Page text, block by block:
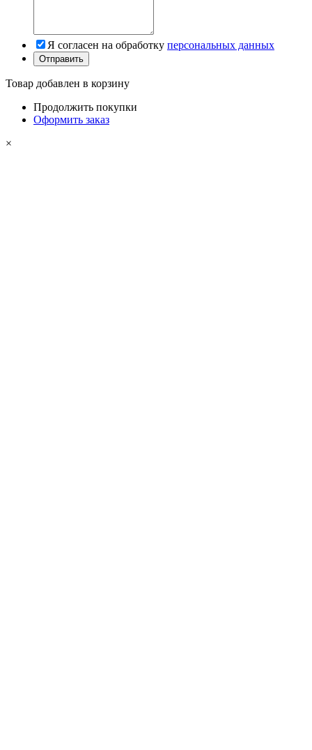
Я согласен на обработку персональных данных
Товар добавлен в корзину
Продолжить покупки
Оформить заказ
×